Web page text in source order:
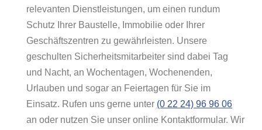
relevanten Dienstleistungen, um einen rundum
Schutz Ihrer Baustelle, Immobilie oder Ihrer
Geschäftszentren zu gewährleisten. Unsere
geschulten Sicherheitsmitarbeiter sind dabei Tag
und Nacht, an Wochentagen, Wochenenden,
Urlauben und sogar an Feiertagen für Sie im
Einsatz. Rufen uns gerne unter (0 22 24) 96 96 06
an oder nutzen Sie unser online Kontaktformular. Wir